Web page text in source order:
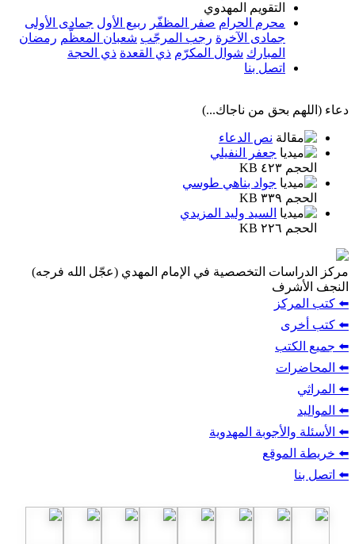
التقويم المهدوي
محرم الحرام صفر المظفّر ربيع الأول جمادى الأولى
جمادى الآخرة رجب المرجّب شعبان المعظّم رمضان
المبارك شوال المكرّم ذي القعدة ذي الحجة
اتصل بنا
دعاء (اللهم بحق من ناجاك...)
نص الدعاء
جعفر النفيلي
الحجم ٤٢٣ KB
جواد بناهي طوسي
الحجم ٣٣٩ KB
السيد وليد المزيدي
الحجم ٢٢٦ KB
مركز الدراسات التخصصية في الإمام المهدي (عجّل الله فرجه)
النجف الأشرف
⬅️ كتب المركز
⬅️ كتب أخرى
⬅️ جميع الكتب
⬅️ المحاضرات
⬅️ المراثي
⬅️ المواليد
⬅️ الأسئلة والأجوبة المهدوية
⬅️ خريطة الموقع
⬅️ اتصل بنا